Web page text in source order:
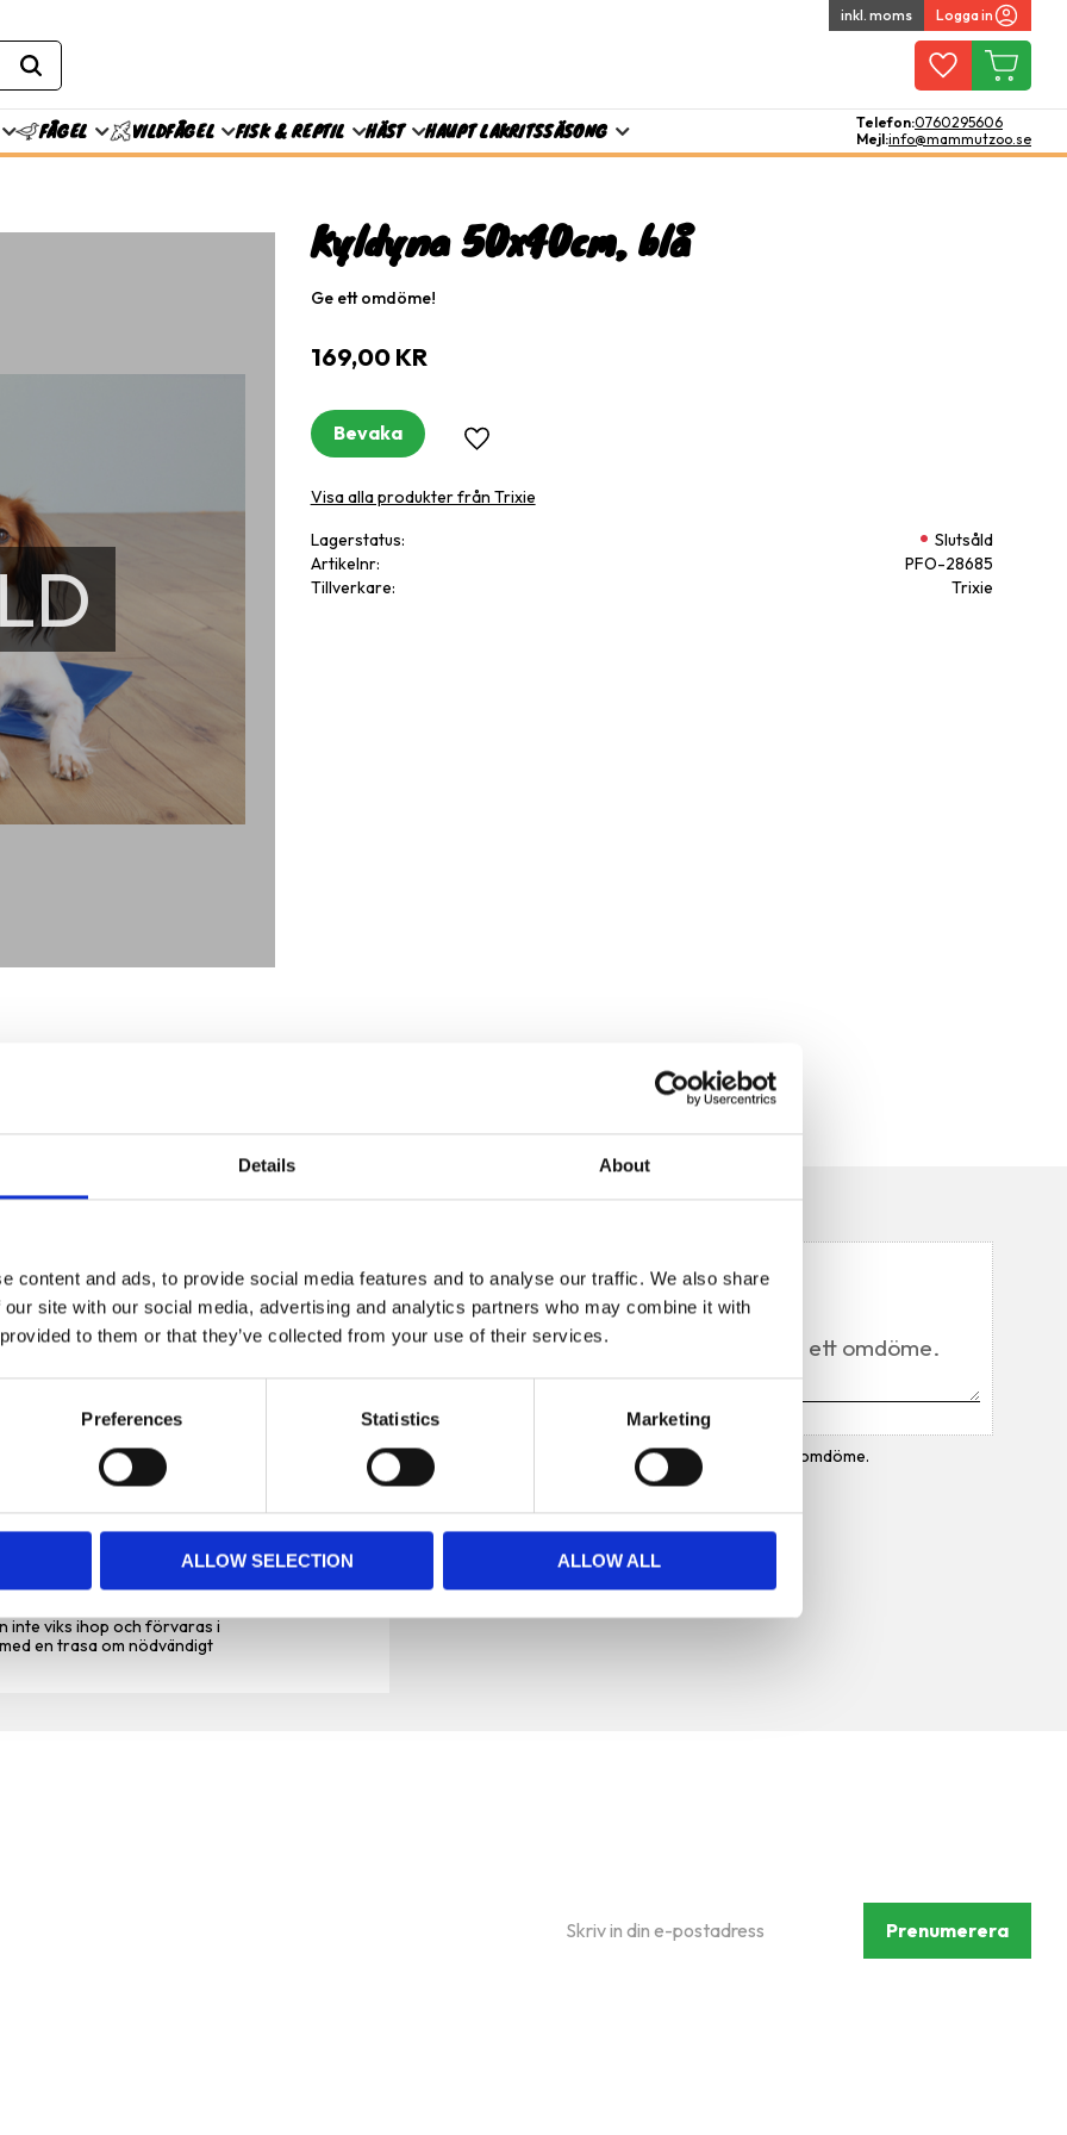
Details About
content and ads, to provide social media features and to analyse our traffic. We also share
site with our social media, advertising and analytics partners who may combine it with
to them or that they’ve collected from your use of their services.
Preferences Statistics Marketing
ALLOW SELECTION ALLOW ALL
inkl. moms Logga in
FavoriterKundvagn
FÅGEL VILDFÅGEL FISK & REPTIL HÄST HAUPT LAKRITSSÄSONG Telefon:0760295606
Mejl:info@mammutzoo.se
Kyldyna 50x40cm, blå
169,00KR
Lägg till i favoriter
Bevaka
Lagerstatus
Slutsåld
Artikelnr
PFO-28685
Tillverkare
Trixie
Visa alla produkter från Trixie
Ge ett omdöme!
över 45º C. Gelen kan bli för varm och bli
Fukt kan bildas på kyldynan vid
inte viks ihop och förvaras i
en trasa om nödvändigt
Du
Bli den första att lämna ett omdöme.
Prenumerera